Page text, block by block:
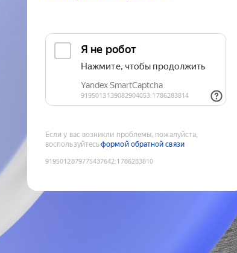
Если у вас возникли проблемы, пожалуйста,
воспользуйтесьформой обратной связи
9195012879775437642:1786283810